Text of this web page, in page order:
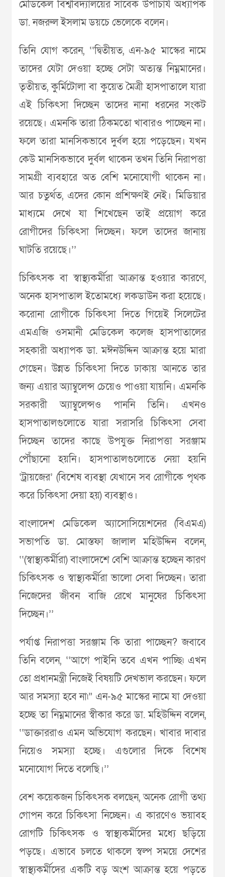
মেডিকেল বিশ্ববিদ্যালয়ের সাবেক উপাচার্য অধ্যাপক
ডা. নজরুল ইসলাম ডয়চে ভেলেকে বলেন।
তিনি যোগ করেন, ‘‘দ্বিতীয়ত, এন-৯৫ মাস্কের নামে
তাদের যেটা দেওয়া হচ্ছে সেটা অত্যন্ত নিম্নমানের।
তৃতীয়ত, কুর্মিটোলা বা কুয়েত মৈত্রী হাসপাতালে যারা
এই চিকিৎসা দিচ্ছেন তাদের নানা ধরনের সংকট
রয়েছে। এমনকি তারা ঠিকমতো খাবারও পাচ্ছেন না।
ফলে তারা মানসিকভাবে দুর্বল হয়ে পড়েছেন। যখন
কেউ মানসিকভাবে দুর্বল থাকেন তখন তিনি নিরাপত্তা
সামগ্রী ব্যবহারে অত বেশি মনোযোগী থাকেন না।
আর চতুর্থত, এদের কোন প্রশিক্ষণই নেই। মিডিয়ার
মাধ্যমে দেখে যা শিখেছেন তাই প্রয়োগ করে
রোগীদের চিকিৎসা দিচ্ছেন। ফলে তাদের জানায়
ঘাটতি রয়েছে।’’
চিকিৎসক বা স্বাস্থ্যকর্মীরা আক্রান্ত হওয়ার কারণে,
অনেক হাসপাতাল ইতোমধ্যে লকডাউন করা হয়েছে।
করোনা রোগীকে চিকিৎসা দিতে গিয়েই সিলেটের
এমএজি ওসমানী মেডিকেল কলেজ হাসপাতালের
সহকারী অধ্যাপক ডা. মঈনউদ্দিন আক্রান্ত হয়ে মারা
গেছেন। উন্নত চিকিৎসা দিতে ঢাকায় আনতে তার
জন্য এয়ার অ্যাম্বুলেন্স চেয়েও পাওয়া যায়নি। এমনকি
সরকারী অ্যাম্বুলেন্সও পাননি তিনি। এখনও
হাসপাতালগুলোতে যারা সরাসরি চিকিৎসা সেবা
দিচ্ছেন তাদের কাছে উপযুক্ত নিরাপত্তা সরঞ্জাম
পৌঁছানো হয়নি। হাসপাতালগুলোতে নেয়া হয়নি
‘ট্রায়জের’ (বিশেষ ব্যবস্থা যেখানে সব রোগীকে পৃথক
করে চিকিৎসা দেয়া হয়) ব্যবস্থাও।
বাংলাদেশ মেডিকেল অ্যাসোসিয়েশনের (বিএমএ)
সভাপতি ডা. মোস্তফা জালাল মহিউদ্দিন বলেন,
‘‘(স্বাস্থ্যকর্মীরা) বাংলাদেশে বেশি আক্রান্ত হচ্ছেন কারণ
চিকিৎসক ও স্বাস্থ্যকর্মীরা ভালো সেবা দিচ্ছেন। তারা
নিজেদের জীবন বাজি রেখে মানুষের চিকিৎসা
দিচ্ছেন।’’
পর্যাপ্ত নিরাপত্তা সরঞ্জাম কি তারা পাচ্ছেন? জবাবে
তিনি বলেন, ‘‘আগে পাইনি তবে এখন পাচ্ছি৷ এখন
তো প্রধানমন্ত্রী নিজেই বিষয়টি দেখভাল করছেন। ফলে
আর সমস্যা হবে না৷” এন-৯৫ মাস্কের নামে যা দেওয়া
হচ্ছে তা নিম্নমানের স্বীকার করে ডা. মহিউদ্দিন বলেন,
‘‘ডাক্তাররাও এমন অভিযোগ করছেন। খাবার দাবার
নিয়েও সমস্যা হচ্ছে। এগুলোর দিকে বিশেষ
মনোযোগ দিতে বলেছি।’’
বেশ কয়েকজন চিকিৎসক বলছেন, অনেক রোগী তথ্য
গোপন করে চিকিৎসা নিচ্ছেন। এ কারণেও ভয়াবহ
রোগটি চিকিৎসক ও স্বাস্থ্যকর্মীদের মধ্যে ছড়িয়ে
পড়ছে। এভাবে চলতে থাকলে স্বল্প সময়ে দেশের
স্বাস্থ্যকর্মীদের একটি বড় অংশ আক্রান্ত হয়ে পড়তে